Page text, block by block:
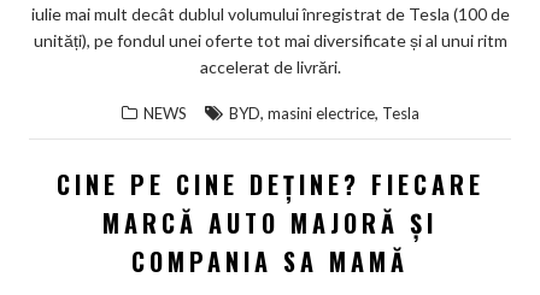
iulie mai mult decât dublul volumului înregistrat de Tesla (100 de
unități), pe fondul unei oferte tot mai diversificate și al unui ritm
accelerat de livrări.
NEWS BYD, masini electrice, Tesla
CINE PE CINE DEȚINE? FIECARE
MARCĂ AUTO MAJORĂ ȘI
COMPANIA SA MAMĂ